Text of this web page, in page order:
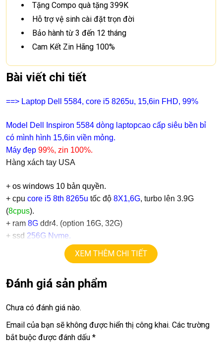
Tặng Compo quà tặng 399K
Hỗ trợ vệ sinh cài đặt trọn đời
Bảo hành từ 3 đến 12 tháng
Cam Kết Zin Hãng 100%
Bài viết chi tiết
==> Laptop Dell 5584, core i5 8265u, 15,6in FHD, 99%
Model Dell Inspiron 5584 dòng laptopcao cấp siêu bền bỉ
có mình hình 15,6in viền mỏng.
Máy đẹp 99%, zin 100%.
Hàng xách tay USA
+ os windows 10 bản quyền.
+ cpu core i5 8th 8265u tốc độ 8X1,6G, turbo lên 3.9G
(8cpus).
+ ram 8G ddr4. (option 16G, 32G)
+ ssd 256G Nvme.
IPS full HD 1080.
+ Pin 5h
Giá :14.9tr.
================================
XEM THÊM CHI TIẾT
Đánh giá sản phẩm
Chưa có đánh giá nào.
Email của bạn sẽ không được hiển thị công khai. Các trường
bắt buộc được đánh dấu *